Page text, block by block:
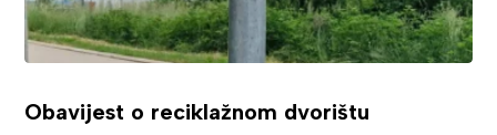
Obavijest o reciklažnom dvorištu